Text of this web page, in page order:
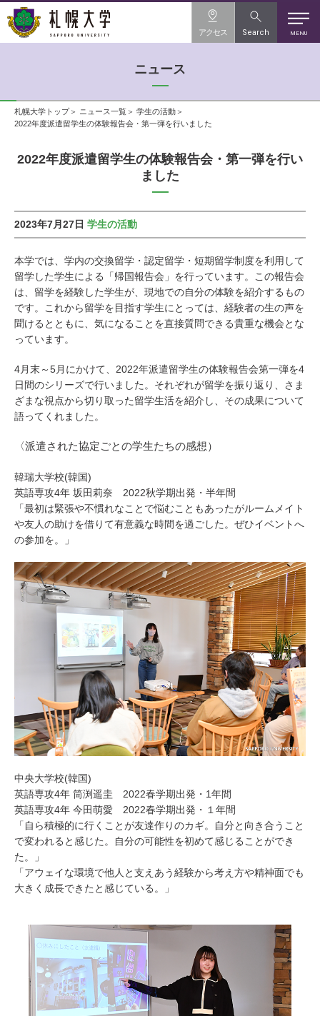
MENU
アクセス Search
ニュース
札幌大学トップ ニュース一覧
学生の活動
2022年度派遣留学生の体験報告会・第一弾を行いました
2022年度派遣留学生の体験報告会・第一弾を行い
ました
2023年7月27日 学生の活動
本学では、学内の交換留学・認定留学・短期留学制度を利用して
留学した学生による「帰国報告会」を行っています。この報告会
は、留学を経験した学生が、現地での自分の体験を紹介するもの
です。これから留学を目指す学生にとっては、経験者の生の声を
聞けるとともに、気になることを直接質問できる貴重な機会とな
っています。
4月末～5月にかけて、2022年派遣留学生の体験報告会第一弾を4
日間のシリーズで行いました。それぞれが留学を振り返り、さま
ざまな視点から切り取った留学生活を紹介し、その成果について
語ってくれました。
〈派遣された協定ごとの学生たちの感想）
韓瑞大学校(韓国)
英語専攻4年 坂田莉奈 2022秋学期出発・半年間
「最初は緊張や不慣れなことで悩むこともあったがルームメイト
や友人の助けを借りて有意義な時間を過ごした。ぜひイベントへ
の参加を。」
中央大学校(韓国)
英語専攻4年 筒渕遥圭 2022春学期出発・1年間
英語専攻4年 今田萌愛 2022春学期出発・１年間
「自ら積極的に行くことが友達作りのカギ。自分と向き合うこと
で変われると感じた。自分の可能性を初めて感じることができ
た。」
「アウェイな環境で他人と支えあう経験から考え方や精神面でも
大きく成長できたと感じている。」